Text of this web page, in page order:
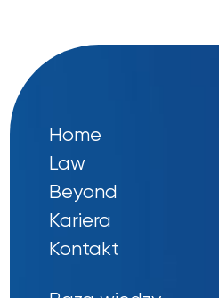
Home
Law
Beyond
Kariera
Kontakt